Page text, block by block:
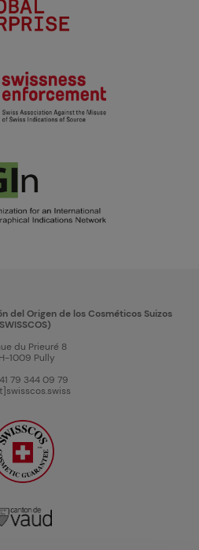
del Origen de los Cosméticos Suizos
du Prieuré 8
1009 Pully
79 344 09 79